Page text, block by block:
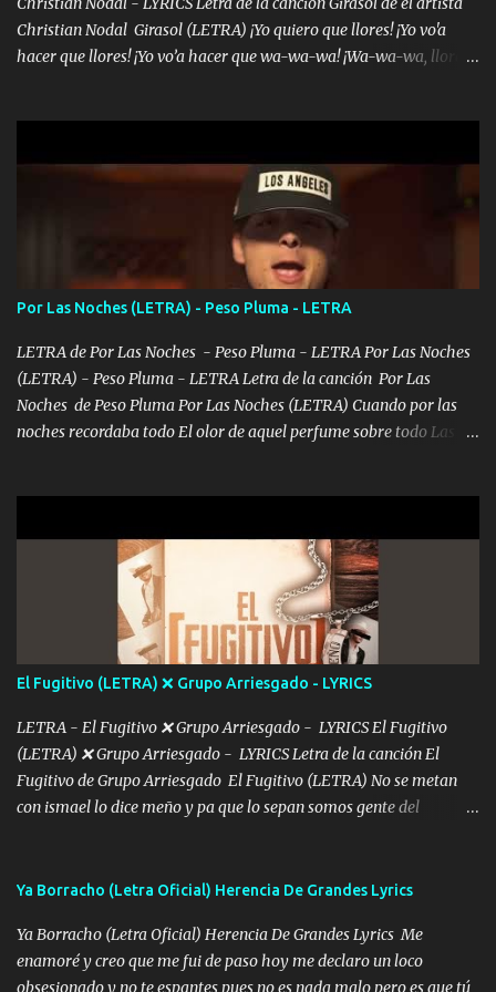
Christian Nodal Girasol (LETRA) ¡Yo quiero que llores! ¡Yo vo'a
hacer que llores! ¡Yo vo’a hacer que wa-wa-wa! ¡Wa-wa-wa, llores!
intentas rimar Pobre payaso que usa a todo el mundo pa' conectar
con la gente Dices "Latino Gang" pero pisas a to'a tu gente Pa’ dar
mensajes, m'ijo, hay quе ser coherentеs Si tú no eres artista, al
menos se prudente Hoy me sabe a mierda, traigo un Balvin en los
dientes Por falta de empatía le toca ser resiliente ¿Acaso eres
consciente de los followers que mueves? Parcerito, abre los ojos y
ve el poder que tienes Otro chiste malo son los nombres de tus
álbum's "José, vibras colores con la energía del diablo " ¿Si ...
Por Las Noches (LETRA) - Peso Pluma - LETRA
LETRA de Por Las Noches - Peso Pluma - LETRA Por Las Noches
(LETRA) - Peso Pluma - LETRA Letra de la canción Por Las
Noches de Peso Pluma Por Las Noches (LETRA) Cuando por las
noches recordaba todo El olor de aquel perfume sobre todo Las
estár Pasarán... Solito me dejaras Intentar... Solo un beso y tú te vas
De mi vida... Cómo tú no hay nadie más No hay nadie
más Si te sientes sola no me llames porfa Me pongo sencible e
imagino tu sombra Clase azul es el tequila e interior la ropa Clip
cap la champagne el polvo es color rosa Me contacto un ángel eres
tú mi hermosa La que me alegra los días y sigo tomando Y
pensar... Que tú ya no vas a estar Pasarán... Solito me dejaras
Intentar... ...
El Fugitivo (LETRA) ❌ Grupo Arriesgado - LYRICS
LETRA - El Fugitivo ❌ Grupo Arriesgado - LYRICS El Fugitivo
(LETRA) ❌ Grupo Arriesgado - LYRICS Letra de la canción El
Fugitivo de Grupo Arriesgado El Fugitivo (LETRA) No se metan
con ismael lo dice meño y pa que lo sepan somos gente del
grande traemos la bandera 04 se oye por los radios y bien
ofrece también peleam'os bien atentó el compa huicho la corta al
cinto y radios colgados cuando salimos del rancho carros
Ya Borracho (Letra Oficial) Herencia De Grandes Lyrics
Ya Borracho (Letra Oficial) Herencia De Grandes Lyrics Me
enamoré y creo que me fui de paso hoy me declaro un loco
obsesionado y no te espantes pues no es nada malo pero es que tú